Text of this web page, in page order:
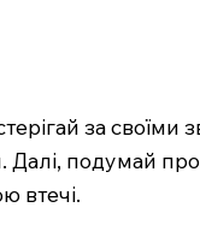
за своїми
Далі, подумай
втечі.